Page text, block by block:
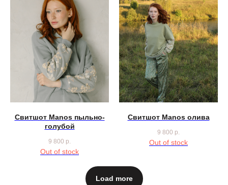
Свитшот Manos пыльно-
голубой
9 800 р.
Out of stock
Свитшот Manos олива
9 800 р.
Out of stock
Load more